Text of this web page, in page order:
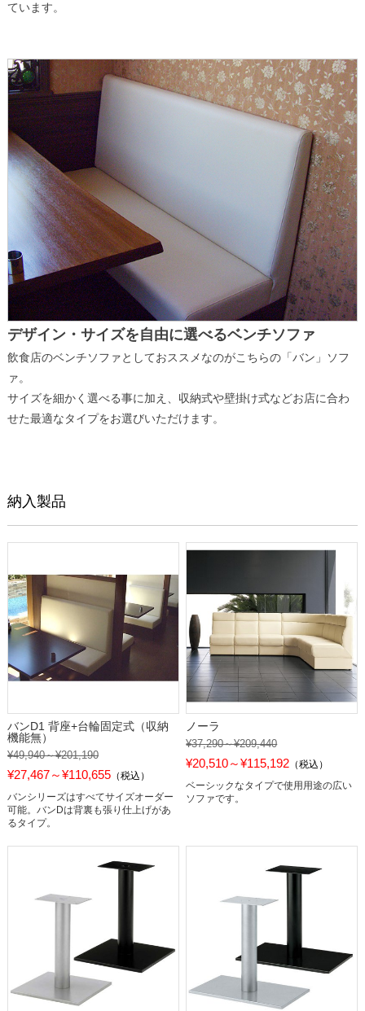
ています。
デザイン・サイズを自由に選べるベンチソファ
飲食店のベンチソファとしておススメなのがこちらの「バン」ソフ
ァ。
サイズを細かく選べる事に加え、収納式や壁掛け式などお店に合わ
せた最適なタイプをお選びいただけます。
納入製品
バンD1 背座+台輪固定式（収納
機能無）
¥49,940～¥201,190
¥27,467～¥110,655（税込）
バンシリーズはすべてサイズオーダー
可能。バンDは背裏も張り仕上げがあ
るタイプ。
ノーラ
¥37,290～¥209,440
¥20,510～¥115,192 （税込）
ベーシックなタイプで使用用途の広い
ソファです。